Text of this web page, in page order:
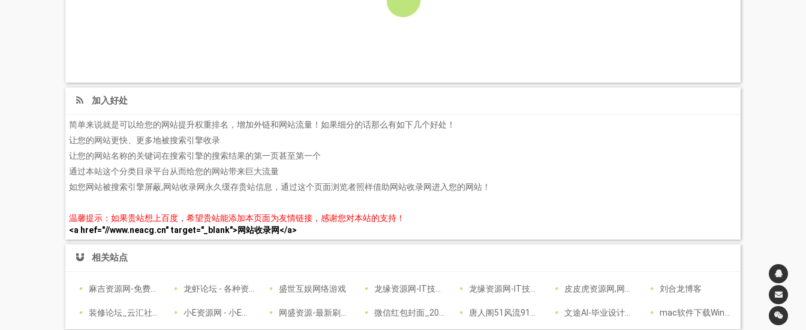
加入好处
简单来说就是可以给您的网站提升权重排名，增加外链和网站流量！如果细分的话那么有如下几个好处！
让您的网站更快、更多地被搜索引擎收录
让您的网站名称的关键词在搜索引擎的搜索结果的第一页甚至第一个
通过本站这个分类目录平台从而给您的网站带来巨大流量
如您网站被搜索引擎屏蔽,网站收录网永久缓存贵站信息，通过这个页面浏览者照样借助网站收录网进入您的网站！
温馨提示：如果贵站想上百度，希望贵站能添加本页面为友情链接，感谢您对本站的支持！
<a href="//www.neacg.cn" target="_blank">网站收录网</a>
相关站点
麻吉资源网-免费游戏辅助分享网-众多破解软件资源论坛 - www.k7788.cn - www.k7788.cn 龙虾论坛 - 各种资源汇合，免费大全，互相交流，影视音乐软件游戏等 盛世互娱网络游戏 龙缘资源网-IT技术分享博客 龙缘资源网-IT技术分享博客 皮皮虎资源网,网站源码,源码,手游源码,传奇手游源码,游戏源码,手游一键端,战神引擎,幽冥传奇,白日门传奇,亲测源码,站长源码,源码网,源码站 ,站长亲测,详细视频配套,网站资源，网站技术，网站搭建 刘合龙博客
装修论坛_云汇社区_云汇社区【官网】 小E资源网 - 小E希望来的每个兄弟都能赚到钱 网盛资源-最新刷机包,救砖解锁,刷机工具教程,免费下载，安卓免费破解APP下载，源码资源，破解软件资源 微信红包封面_2024_新年_龙年_春节_动态_变异_音乐_特效_表白_节日_美女_卡通_可爱_婚礼_随礼_压岁钱_微信红包封面皮肤 唐人阁51风流91快活林修车大队一品探花信息论坛 文途AI-毕业设计毕业论文开题报告在线AI写作平台原创文章在线生成工具 mac软件下载Windows软件下载兔子博客资源网